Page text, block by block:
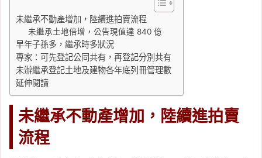
未繼承不動產增加，陸續進拍賣流程
未繼承土地倍增，公告現值達 840 億
早年子孫多，繼承時多狀況
專家：可先登記公同共有，再登記分別共有
未辦繼承登記土地及建物各年底列冊管理數
延伸閱讀
未繼承不動產增加，陸續進拍賣
流程